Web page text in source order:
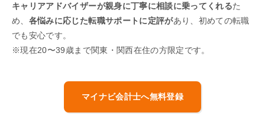
キャリアアドバイザーが親身に丁寧に相談に乗ってくれるた
め、 各悩みに応じた転職サポートに定評があり、初めての転職
でも安心です。
※現在20〜39歳まで関東・関西在住の方限定です。
マイナビ会計士へ無料登録